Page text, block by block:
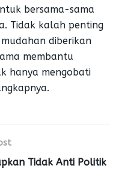
bersama-sama
Tidak kalah penting
diberikan
membantu
hanya mengobati
Tidak Anti Politik